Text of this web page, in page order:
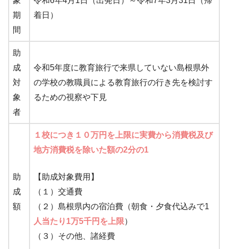
期
間
着日）
助
成
対
象
者
令和5年度に教育旅行で来県していない島根県外
の学校の教職員による教育旅行の行き先を検討す
るための視察や下見
助
成
額
１校につき１０万円を上限に実費から消費税及び
地方消費税を除いた額の2分の1
【助成対象費用】
（１）交通費
（２）島根県内の宿泊費（朝食・夕食代込みで1
人当たり1万5千円を上限）
（３）その他、諸経費